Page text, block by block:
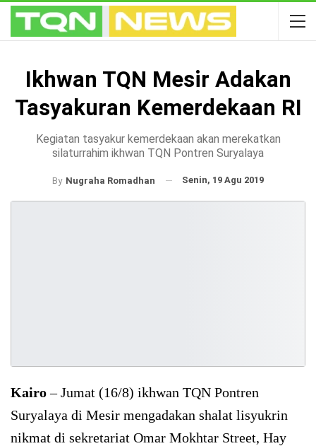
Ikhwan TQN Mesir Adakan
Tasyakuran Kemerdekaan RI
Kegiatan tasyakur kemerdekaan akan merekatkan
silaturrahim ikhwan TQN Pontren Suryalaya
By Nugraha Romadhan Senin, 19 Agu 2019
Kairo– Jumat (16/8) ikhwan TQN Pontren
Suryalaya di Mesir mengadakan shalat lisyukrin
nikmat di sekretariat Omar Mokhtar Street, Hay